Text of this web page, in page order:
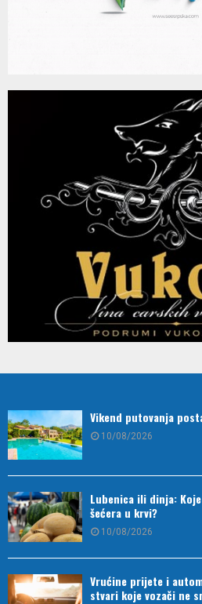
Vikend putovanja
10/08/2026
Lubenica ili dinja:
šećera u krvi?
10/08/2026
Vrućine prijete i
stvari koje vozači ne